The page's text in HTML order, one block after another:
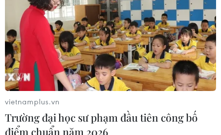
vietnamplus.vn
Trường đại học sư phạm đầu tiên công bố
điểm chuẩn năm 2026